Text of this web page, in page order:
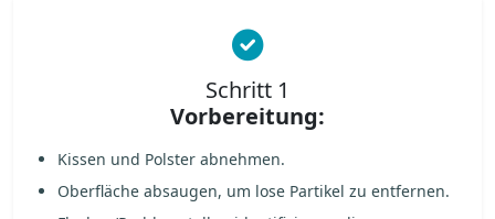
Schritt 1
Vorbereitung:
Kissen und Polster abnehmen.
Oberfläche absaugen, um lose Partikel zu entfernen.